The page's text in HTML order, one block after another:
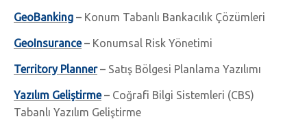
GeoBanking – Konum Tabanlı Bankacılık Çözümleri
GeoInsurance– Konumsal Risk Yönetimi
Territory Planner– Satış Bölgesi Planlama Yazılımı
Yazılım Geliştirme– Coğrafi Bilgi Sistemleri (CBS)
Tabanlı Yazılım Geliştirme